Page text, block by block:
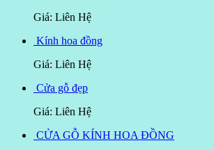
Giá: Liên Hệ
Kính hoa đồng
Giá: Liên Hệ
Cửa gỗ đẹp
Giá: Liên Hệ
CỬA GỖ KÍNH HOA ĐỒNG